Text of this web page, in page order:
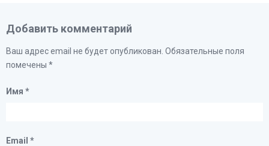
Добавить комментарий
Ваш адрес email не будет опубликован. Обязательные поля
помечены *
Имя *
Email *